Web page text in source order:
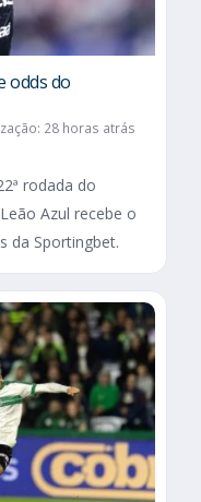
odds do
28 horas atrás
rodada do
Azul recebe o
da Sportingbet.